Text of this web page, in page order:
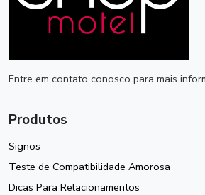
Entre em contato conosco para mais
Produtos
Signos
Teste de Compatibilidade Amorosa
Dicas Para Relacionamentos